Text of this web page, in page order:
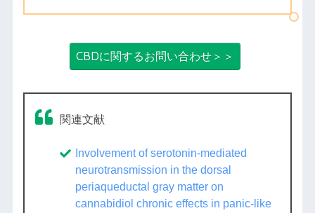
CBDに関するお問い合わせ＞＞
関連文献
Involvement of serotonin-mediated
neurotransmission in the dorsal
periaqueductal gray matter on
cannabidiol chronic effects in panic-like